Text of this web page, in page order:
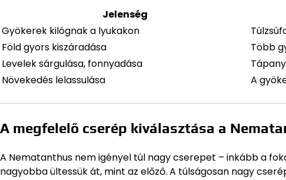
Jelenség
Gyökerek kilógnak a lyukakon
Föld gyors kiszáradása
Több
Levelek sárgulása, fonnyadása
Növekedés lelassulása
A
A megfelelő cserép kiválasztása a
A Nematanthus nem igényel túl nagy cserepet – inkább a
nagyobba ültessük át, mint az előző. A túlságosan nagy